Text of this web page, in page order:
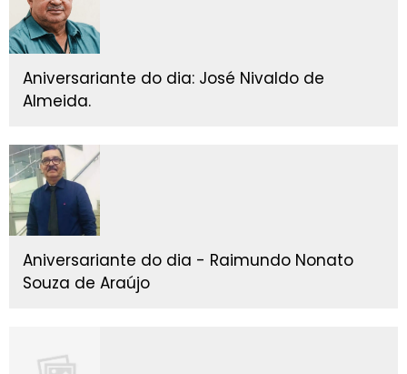
Aniversariante do dia: José Nivaldo de
Almeida.
Aniversariante do dia - Raimundo Nonato
Souza de Araújo